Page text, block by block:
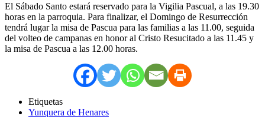
El Sábado Santo estará reservado para la Vigilia Pascual, a las 19.30
horas en la parroquia. Para finalizar, el Domingo de Resurrección
tendrá lugar la misa de Pascua para las familias a las 11.00, seguida
del volteo de campanas en honor al Cristo Resucitado a las 11.45 y
la misa de Pascua a las 12.00 horas.
Etiquetas
Yunquera de Henares